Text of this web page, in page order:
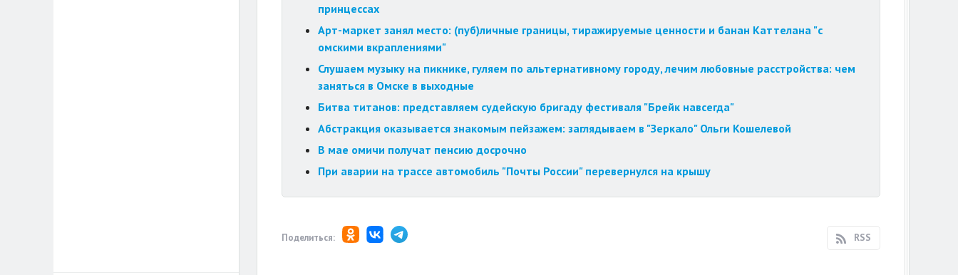
принцессах
Арт-маркет занял место: (пуб)личные границы, тиражируемые ценности и банан Каттелана "с
омскими вкраплениями"
Слушаем музыку на пикнике, гуляем по альтернативному городу, лечим любовные расстройства: чем
заняться в Омске в выходные
Битва титанов: представляем судейскую бригаду фестиваля "Брейк навсегда"
Абстракция оказывается знакомым пейзажем: заглядываем в "Зеркало" Ольги Кошелевой
В мае омичи получат пенсию досрочно
При аварии на трассе автомобиль "Почты России" перевернулся на крышу
Поделиться: RSS